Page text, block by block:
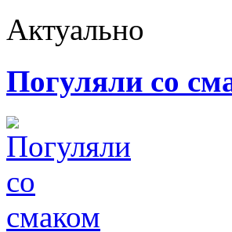
Актуально
Погуляли со